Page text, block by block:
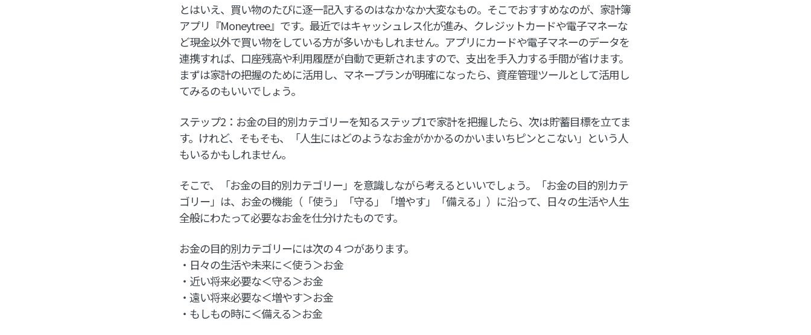
とはいえ、買い物のたびに逐一記入するのはなかなか大変なもの。そこでおすすめなのが、家計簿
アプリ『Moneytree』です。最近ではキャッシュレス化が進み、クレジットカードや電子マネーな
ど現金以外で買い物をしている方が多いかもしれません。アプリにカードや電子マネーのデータを
連携すれば、口座残高や利用履歴が自動で更新されますので、支出を手入力する手間が省けます。
まずは家計の把握のために活用し、マネープランが明確になったら、資産管理ツールとして活用し
てみるのもいいでしょう。
ステップ2：お金の目的別カテゴリーを知るステップ1で家計を把握したら、次は貯蓄目標を立てま
す。けれど、そもそも、「人生にはどのようなお金がかかるのかいまいちピンとこない」という人
もいるかもしれません。
そこで、「お金の目的別カテゴリー」を意識しながら考えるといいでしょう。「お金の目的別カテ
ゴリー」は、お金の機能（「使う」「守る」「増やす」「備える」）に沿って、日々の生活や人生
全般にわたって必要なお金を仕分けたものです。
お金の目的別カテゴリーには次の４つがあります。
・日々の生活や未来に＜使う＞お金
・近い将来必要な＜守る＞お金
・遠い将来必要な＜増やす＞お金
・もしもの時に＜備える＞お金